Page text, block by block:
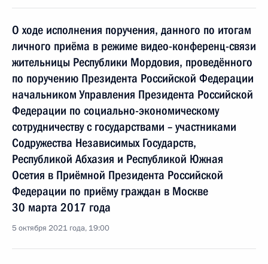
О ходе исполнения поручения, данного по итогам
личного приёма в режиме видео-конференц-связи
жительницы Республики Мордовия, проведённого
по поручению Президента Российской Федерации
начальником Управления Президента Российской
Федерации по социально-экономическому
сотрудничеству с государствами – участниками
Содружества Независимых Государств,
Республикой Абхазия и Республикой Южная
Осетия в Приёмной Президента Российской
Федерации по приёму граждан в Москве
30 марта 2017 года
5 октября 2021 года, 19:00